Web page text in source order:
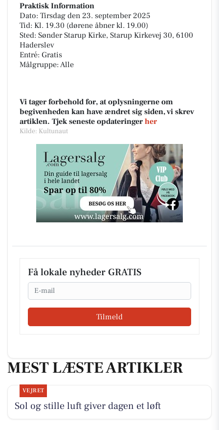
Praktisk Information
Dato: Tirsdag den 23. september 2025
Tid: Kl. 19.30 (dørene åbner kl. 19.00)
Sted: Sønder Starup Kirke, Starup Kirkevej 30, 6100
Haderslev
Entré: Gratis
Målgruppe: Alle
Vi tager forbehold for, at oplysningerne om
begivenheden kan have ændret sig siden, vi skrev
artiklen. Tjek seneste opdateringer her
Kilde: Kultunaut
Få lokale nyheder GRATIS
Email
Tilmeld
MEST LÆSTE ARTIKLER
VEJRET
Sol og stille luft giver dagen et løft